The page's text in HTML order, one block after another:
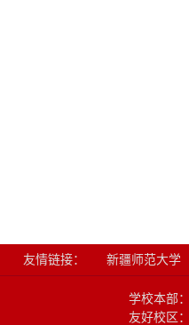
友情链接： 新疆师范大学
学校本
友好校区